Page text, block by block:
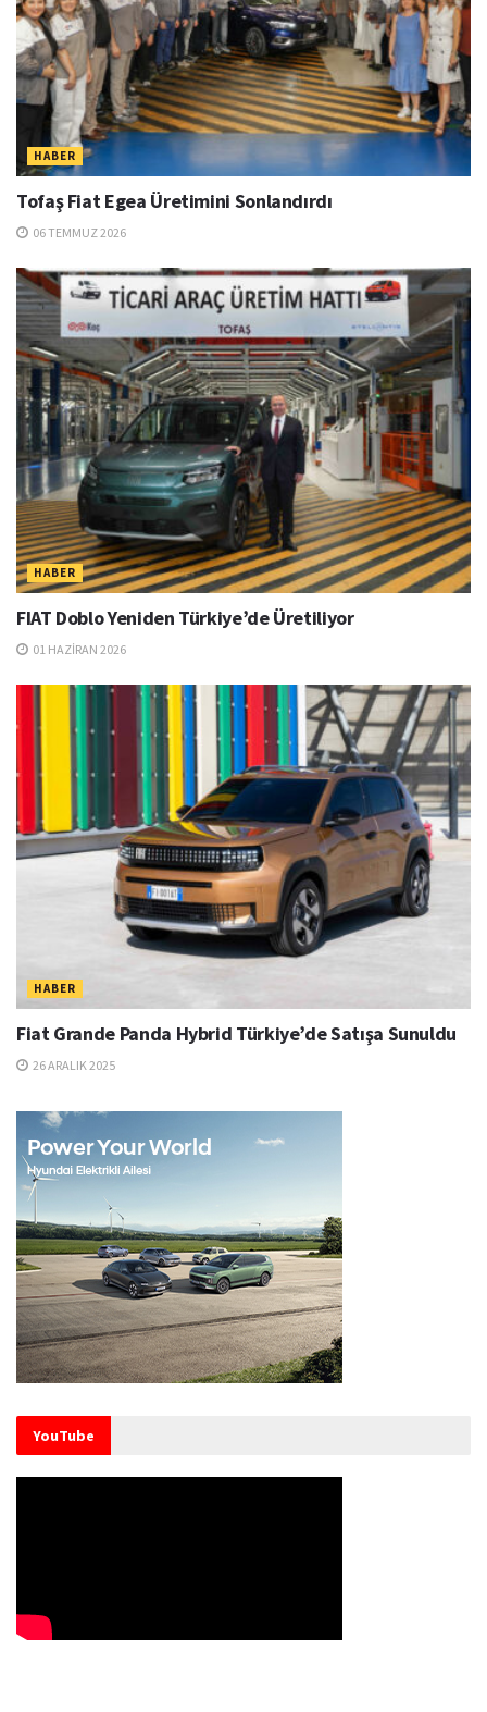
HABER
Tofaş Fiat Egea Üretimini Sonlandırdı
06 TEMMUZ 2026
HABER
FIAT Doblo Yeniden Türkiye’de Üretiliyor
01 HAZIRAN 2026
HABER
Fiat Grande Panda Hybrid Türkiye’de Satışa Sunuldu
26 ARALIK 2025
YouTube